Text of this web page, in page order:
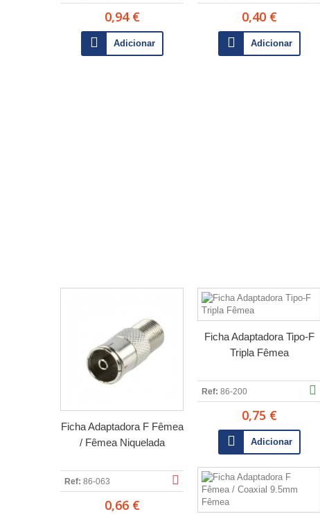
0,94 €
Adicionar
0,40 €
Adicionar
Ficha Adaptadora F Fêmea
/ Fêmea Niquelada
Ref: 86-063
0,66 €
Ficha Adaptadora Tipo-F
Tripla Fêmea
Ref: 86-200
0,75 €
Adicionar